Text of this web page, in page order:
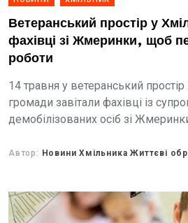
Ветеранський простір у
фахівці зі Жмеринки, щоб
роботи
14 травня у ветеранський
громади завітали фахівці із
демобілізованих осіб зі
Автор: Новини Хмільника Життєві